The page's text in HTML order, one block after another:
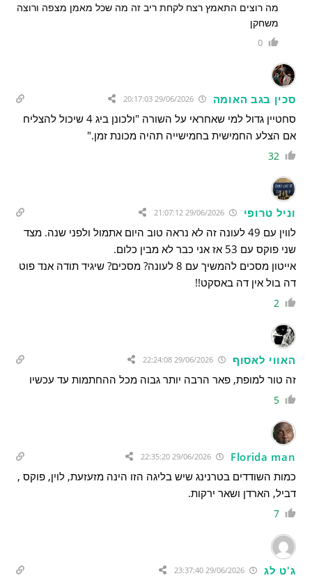
מה רוצים התאמץ רצח לקחת ריב זה מה שכל מאמן מצפה ורוצה
משחקן
0
סכין בגב האומה 29/06/2026 20:17:03
סחטיין גדול למי שאחראי על השורה "
ולכונן ביג 4 שיכול להצליח
אם הצלע החמישית בחמישייה תהיה מכונת זמן."
32
וניל טרופי 29/06/2026 21:07:12
לווין עם 49 לעונה זה לא נראה טוב היום אתמול ולפני שנה. מצד
שני פוקס עם 53 אז אני כבר לא מבין כלום.
אייטון מסכים להמשיך עם 8 לעונה? מסכים? שיגיד תודה אנד פוט
דה בול אין דה באסקט!!
2
האווי לאסוף 29/06/2026 22:24:08
זה טור למופת, פאר הרבה יותר גבוה מכל ההחתמות עד עכשיו
5
Florida man
29/06/2026 22:35:20
כמות השודדים בטרנינג שיש בליגה הזו הינה מזעזעת, לוין, פוקס ,
דביל, הארדן ושאר ירקות.
7
ג'ט לג